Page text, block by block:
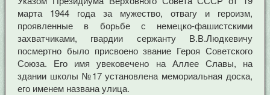
марта 1944 года за мужество, отвагу и героизм,
проявленные в борьбе с немецко-фашистскими
захватчиками, гвардии сержанту В.В.Людкевичу
посмертно было присвоено звание Героя Советского
Союза. Его имя увековечено на Аллее Славы, на
здании школы №17 установлена мемориальная доска,
его именем названа улица.